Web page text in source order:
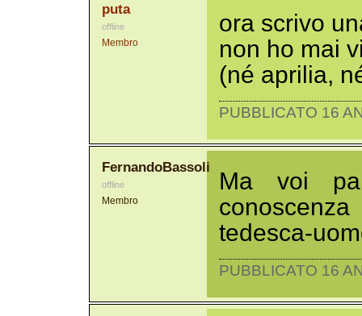
puta
offline
Membro
ora scrivo
non ho mai
(né aprilia,
PUBBLICATO 16
FernandoBassoli
offline
Membro
Ma voi
tedesca-
PUBBLICATO 16